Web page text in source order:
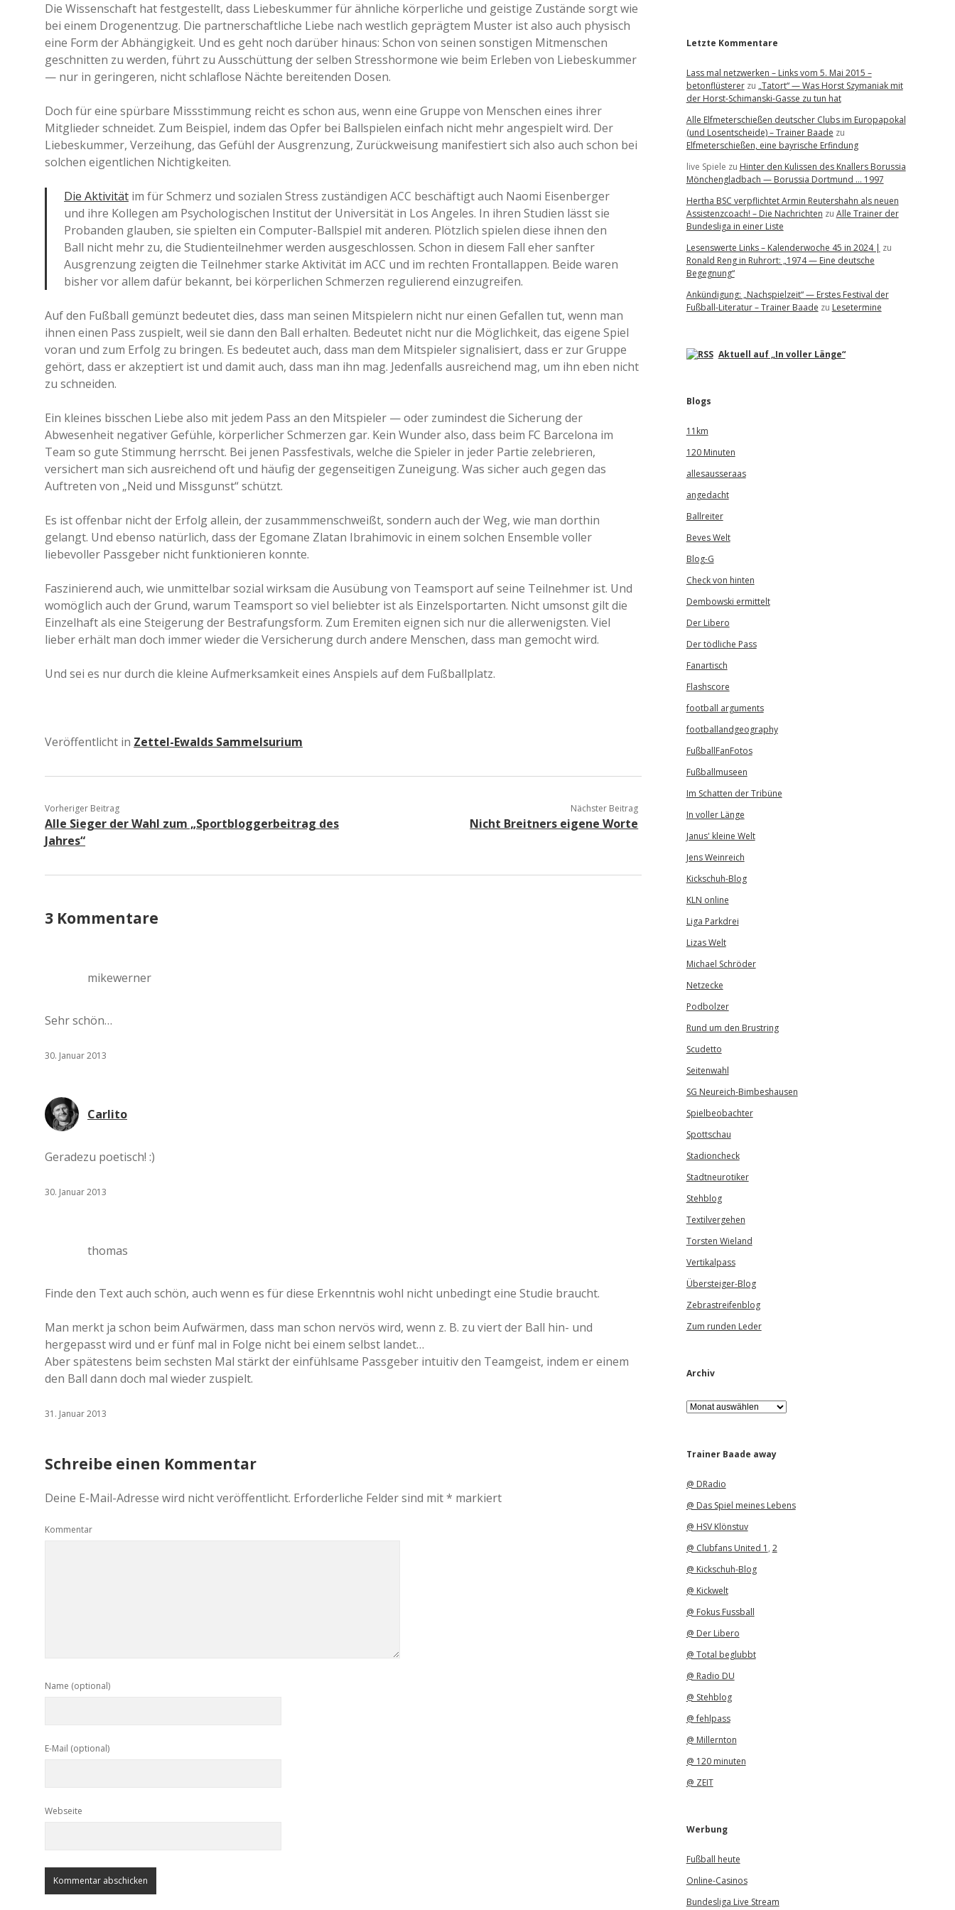
a
a
d
e
Die Wissenschaft hat festgestellt, dass Liebeskummer für ähnliche körperliche und geistige Zustände sorgt wie
bei einem Drogenentzug. Die partnerschaftliche Liebe nach westlich geprägtem Muster ist also auch physisch
eine Form der Abhängigkeit. Und es geht noch darüber hinaus: Schon von seinen sonstigen Mitmenschen
geschnitten zu werden, führt zu Ausschüttung der selben Stresshormone wie beim Erleben von Liebeskummer
— nur in geringeren, nicht schlaflose Nächte bereitenden Dosen.
Doch für eine spürbare Missstimmung reicht es schon aus, wenn eine Gruppe von Menschen eines ihrer
Mitglieder schneidet. Zum Beispiel, indem das Opfer bei Ballspielen einfach nicht mehr angespielt wird. Der
Liebeskummer, Verzeihung, das Gefühl der Ausgrenzung, Zurückweisung manifestiert sich also auch schon bei
solchen eigentlichen Nichtigkeiten.
Die Aktivität im für Schmerz und sozialen Stress zuständigen ACC beschäftigt auch Naomi Eisenberger
und ihre Kollegen am Psychologischen Institut der Universität in Los Angeles. In ihren Studien lässt sie
Probanden glauben, sie spielten ein Computer-Ballspiel mit anderen. Plötzlich spielen diese ihnen den
Ball nicht mehr zu, die Studienteilnehmer werden ausgeschlossen. Schon in diesem Fall eher sanfter
Ausgrenzung zeigten die Teilnehmer starke Aktivität im ACC und im rechten Frontallappen. Beide waren
bisher vor allem dafür bekannt, bei körperlichen Schmerzen regulierend einzugreifen.
Auf den Fußball gemünzt bedeutet dies, dass man seinen Mitspielern nicht nur einen Gefallen tut, wenn man
ihnen einen Pass zuspielt, weil sie dann den Ball erhalten. Bedeutet nicht nur die Möglichkeit, das eigene Spiel
voran und zum Erfolg zu bringen. Es bedeutet auch, dass man dem Mitspieler signalisiert, dass er zur Gruppe
gehört, dass er akzeptiert ist und damit auch, dass man ihn mag. Jedenfalls ausreichend mag, um ihn eben nicht
zu schneiden.
Ein kleines bisschen Liebe also mit jedem Pass an den Mitspieler — oder zumindest die Sicherung der
Abwesenheit negativer Gefühle, körperlicher Schmerzen gar. Kein Wunder also, dass beim FC Barcelona im
Team so gute Stimmung herrscht. Bei jenen Passfestivals, welche die Spieler in jeder Partie zelebrieren,
versichert man sich ausreichend oft und häufig der gegenseitigen Zuneigung. Was sicher auch gegen das
Auftreten von „Neid und Missgunst“ schützt.
Es ist offenbar nicht der Erfolg allein, der zusammmenschweißt, sondern auch der Weg, wie man dorthin
gelangt. Und ebenso natürlich, dass der Egomane Zlatan Ibrahimovic in einem solchen Ensemble voller
liebevoller Passgeber nicht funktionieren konnte.
Faszinierend auch, wie unmittelbar sozial wirksam die Ausübung von Teamsport auf seine Teilnehmer ist. Und
womöglich auch der Grund, warum Teamsport so viel beliebter ist als Einzelsportarten. Nicht umsonst gilt die
Einzelhaft als eine Steigerung der Bestrafungsform. Zum Eremiten eignen sich nur die allerwenigsten. Viel
lieber erhält man doch immer wieder die Versicherung durch andere Menschen, dass man gemocht wird.
Und sei es nur durch die kleine Aufmerksamkeit eines Anspiels auf dem Fußballplatz.
Veröffentlicht in Zettel-Ewalds Sammelsurium
Vorheriger Beitrag
Alle Sieger der Wahl zum „Sportbloggerbeitrag des
Jahres“
Nächster Beitrag
Nicht Breitners eigene Worte
3 Kommentare
mikewerner
Sehr schön…
30. Januar 2013
Carlito
Geradezu poetisch! :)
30. Januar 2013
thomas
Finde den Text auch schön, auch wenn es für diese Erkenntnis wohl nicht unbedingt eine Studie braucht.
Man merkt ja schon beim Aufwärmen, dass man schon nervös wird, wenn z. B. zu viert der Ball hin- und
hergepasst wird und er fünf mal in Folge nicht bei einem selbst landet…
Aber spätestens beim sechsten Mal stärkt der einfühlsame Passgeber intuitiv den Teamgeist, indem er einem
den Ball dann doch mal wieder zuspielt.
31. Januar 2013
Schreibe einen Kommentar
Deine E-Mail-Adresse wird nicht veröffentlicht. Erforderliche Felder sind mit* markiert
Kommentar
Name (optional)
E-Mail (optional)
Webseite
Letzte Kommentare
Lass mal netzwerken – Links vom 5. Mai 2015 –
betonflüstererzu „Tatort“ — Was Horst Szymaniak mit
der Horst-Schimanski-Gasse zu tun hat
Alle Elfmeterschießen deutscher Clubs im Europapokal
(und Losentscheide) – Trainer Baade zu
Elfmeterschießen, eine bayrische Erfindung
live Spiele zu Hinter den Kulissen des Knallers Borussia
Mönchengladbach — Borussia Dortmund … 1997
Hertha BSC verpflichtet Armin Reutershahn als neuen
Assistenzcoach! – Die Nachrichten zu Alle Trainer der
Bundesliga in einer Liste
Lesenswerte Links – Kalenderwoche 45 in 2024 | zu
Ronald Reng in Ruhrort: „1974 — Eine deutsche
Begegnung“
Ankündigung: „Nachspielzeit“ — Erstes Festival der
Fußball-Literatur – Trainer Baade zu Lesetermine
Aktuell auf „In voller Länge“
Blogs
11km
120 Minuten
allesausseraas
angedacht
Ballreiter
Beves Welt
Blog-G
Check von hinten
Dembowski ermittelt
Der Libero
Der tödliche Pass
Fanartisch
Flashscore
football arguments
footballandgeography
FußballFanFotos
Fußballmuseen
Im Schatten der Tribüne
In voller Länge
Janus' kleine Welt
Jens Weinreich
Kickschuh-Blog
KLN online
Liga Parkdrei
Lizas Welt
Michael Schröder
Netzecke
Podbolzer
Rund um den Brustring
Scudetto
Seitenwahl
SG Neureich-Bimbeshausen
Spielbeobachter
Spottschau
Stadioncheck
Stadtneurotiker
Stehblog
Textilvergehen
Torsten Wieland
Vertikalpass
Übersteiger-Blog
Zebrastreifenblog
Zum runden Leder
Archiv
A
r
iTrainer Baade away
@ DRadio
@ Das Spiel meines Lebens
@ HSV Klönstuv
@ Clubfans United 1 , 2
@ Kickschuh-Blog
@ Kickwelt
@ Fokus Fussball
@ Der Libero
@ Total beglubbt
@ Radio DU
@ Stehblog
@ fehlpass
@ Millernton
@ 120 minuten
@ ZEIT
Werbung
Fußball heute
Online-Casinos
Bundesliga Live Stream